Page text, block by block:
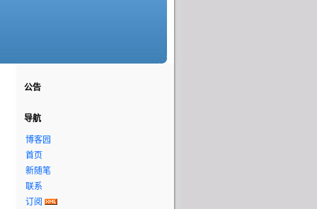
公告
导航
博客园
首页
新随笔
联系
订阅